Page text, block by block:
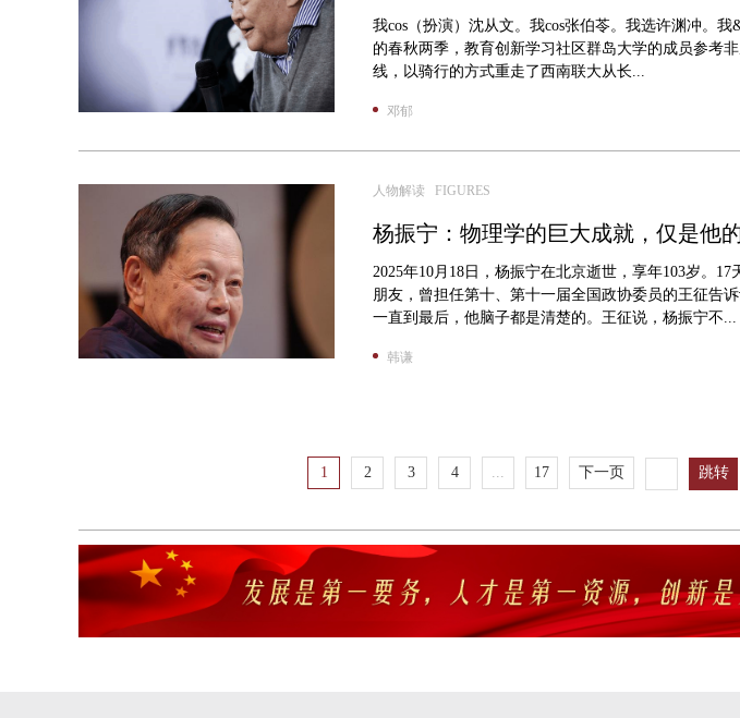
我cos（扮演）沈从文。我cos张伯苓。我选许渊冲。
的春秋两季，教育创新学习社区群岛大学的成员参考
线，以骑行的方式重走了西南联大从长...
邓郁
人物解读 FIGURES
杨振宁：物理学的巨大成就，仅是他
2025年10月18日，杨振宁在北京逝世，享年103岁。
朋友，曾担任第十、第十一届全国政协委员的王征告
一直到最后，他脑子都是清楚的。王征说，杨振宁不...
韩谦
1 2 3 4 ... 17 下一页 跳转